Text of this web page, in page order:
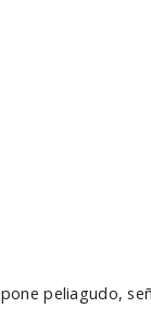
peliagudo,